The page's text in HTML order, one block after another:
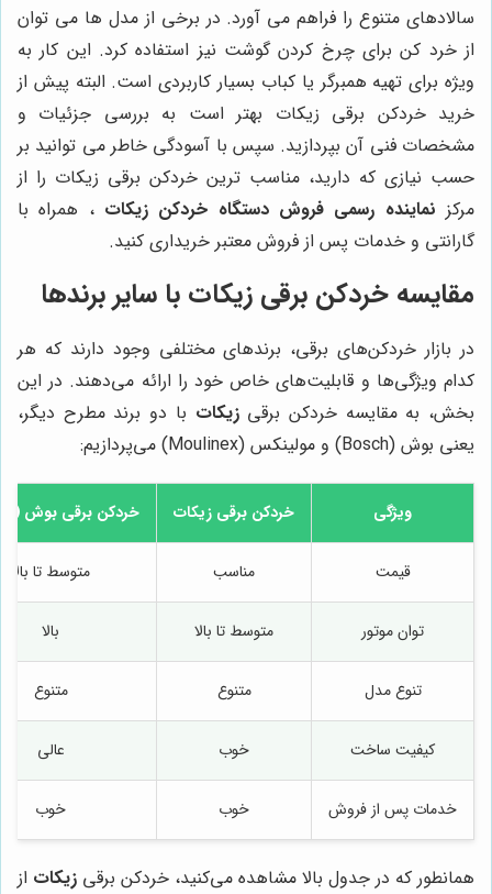
سالادهای متنوع را فراهم می آورد. در برخی از مدل ها می توان
از خرد کن برای چرخ کردن گوشت نیز استفاده کرد. این کار به
ویژه برای تهیه همبرگر یا کباب بسیار کاربردی است. البته پیش از
خرید خردکن برقی زیکات بهتر است به بررسی جزئیات و
مشخصات فنی آن بپردازید. سپس با آسودگی خاطر می توانید بر
حسب نیازی که دارید، مناسب ترین خردکن برقی زیکات را از
مرکز نماینده رسمی فروش دستگاه خردکن زیکات ، همراه با
گارانتی و خدمات پس از فروش معتبر خریداری کنید.
مقایسه خردکن برقی زیکات با سایر برندها
در بازار خردکن‌های برقی، برندهای مختلفی وجود دارند که هر
کدام ویژگی‌ها و قابلیت‌های خاص خود را ارائه می‌دهند. در این
بخش، به مقایسه خردکن برقیزیکات با دو برند مطرح دیگر،
یعنی بوش (Bosch) و مولینکس (Moulinex) می‌پردازیم:
ویژگی خردکن برقی زیکات خردکن برقی بوش (Bosch)
قیمت مناسب متوسط تا بالا
توان موتور متوسط تا بالا بالا
تنوع مدل متنوع متنوع
کیفیت ساخت خوب عالی
خدمات پس از فروش خوب خوب
همانطور که در جدول بالا مشاهده می‌کنید، خردکن برقی زیکات از